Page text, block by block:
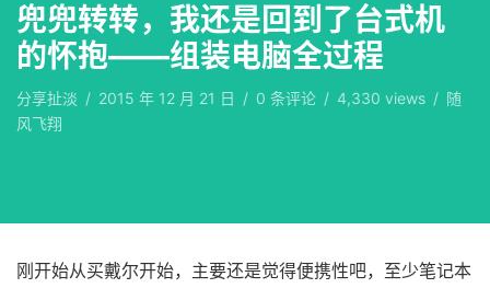
兜兜转转，我还是回到了台式机
的怀抱——组装电脑全过程
分享扯淡 / 2015 年 12 月 21 日 / 0 条评论 / 4,330 views / 随
风飞翔
刚开始从买戴尔开始，主要还是觉得便携性吧，至少笔记本